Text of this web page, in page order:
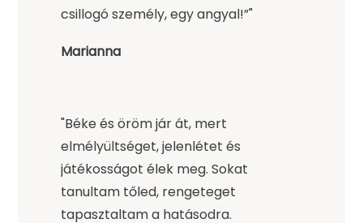
csillogó személy, egy angyal!”"
Marianna
"Béke és öröm jár át, mert
elmélyültséget, jelenlétet és
játékosságot élek meg. Sokat
tanultam tőled, rengeteget
tapasztaltam a hatásodra.